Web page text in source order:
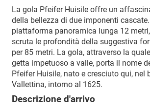
La gola Pfeifer Huisile offre un
della bellezza di due imponenti
piattaforma panoramica lunga 12
scruta le profondità della suggestiva
per 85 metri. La gola, attraverso la
getta impetuoso a valle, porta il nome
Pfeifer Huisile, nato e cresciuto qui, nel
Vallettina, intorno al 1625.
Descrizione d'arrivo